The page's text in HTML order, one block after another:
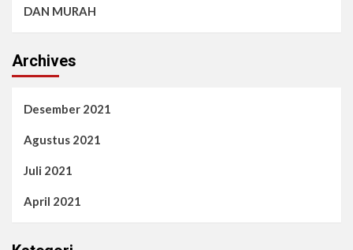
DAN MURAH
Archives
Desember 2021
Agustus 2021
Juli 2021
April 2021